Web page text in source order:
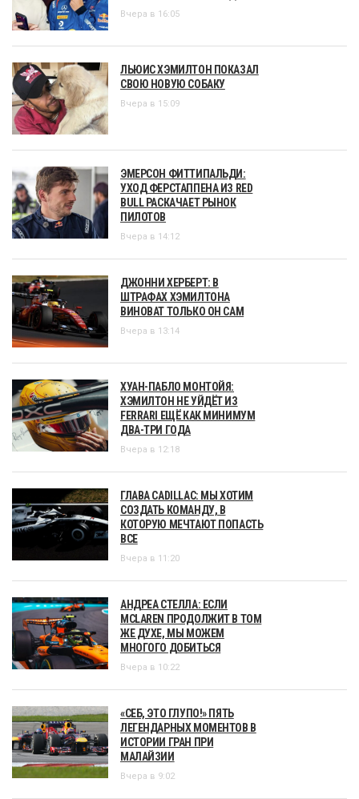
Вчера в 16:05
ЛЬЮИС ХЭМИЛТОН ПОКАЗАЛ
СВОЮ НОВУЮ СОБАКУ
Вчера в 15:09
ЭМЕРСОН ФИТТИПАЛЬДИ:
УХОД ФЕРСТАППЕНА ИЗ RED
BULL РАСКАЧАЕТ РЫНОК
ПИЛОТОВ
Вчера в 14:12
ДЖОННИ ХЕРБЕРТ: В
ШТРАФАХ ХЭМИЛТОНА
ВИНОВАТ ТОЛЬКО ОН САМ
Вчера в 13:14
ХУАН-ПАБЛО МОНТОЙЯ:
ХЭМИЛТОН НЕ УЙДЁТ ИЗ
FERRARI ЕЩЁ КАК МИНИМУМ
ДВА-ТРИ ГОДА
Вчера в 12:18
ГЛАВА CADILLAC: МЫ ХОТИМ
СОЗДАТЬ КОМАНДУ, В
КОТОРУЮ МЕЧТАЮТ ПОПАСТЬ
ВСЕ
Вчера в 11:20
АНДРЕА СТЕЛЛА: ЕСЛИ
MCLAREN ПРОДОЛЖИТ В ТОМ
ЖЕ ДУХЕ, МЫ МОЖЕМ
МНОГОГО ДОБИТЬСЯ
Вчера в 10:22
«СЕБ, ЭТО ГЛУПО!» ПЯТЬ
ЛЕГЕНДАРНЫХ МОМЕНТОВ В
ИСТОРИИ ГРАН ПРИ
МАЛАЙЗИИ
Вчера в 9:02